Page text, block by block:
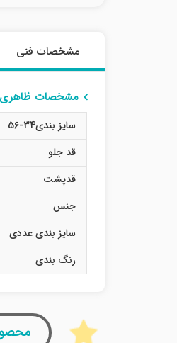
مشخصات فنی
مشخصات ظاهری
سایز بندی34-56
قد جلو
قدپشت
جنس
سایز بندی عددی
رنگ بندی